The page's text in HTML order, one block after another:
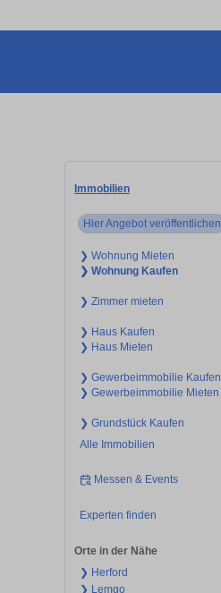
Immobilien
Hier Angebot veröffentlichen
❯ Wohnung Mieten
❯ Wohnung Kaufen
❯ Zimmer mieten
❯ Haus Kaufen
❯ Haus Mieten
❯ Gewerbeimmobilie Kaufen
❯ Gewerbeimmobilie Mieten
❯ Grundstück Kaufen
Alle Immobilien
Messen & Events
Experten finden
Orte in der Nähe
❯ Herford
❯ Lemgo